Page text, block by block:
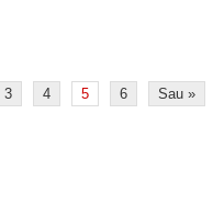
tịch HĐQT
Đỗ Anh Tuấn
3 4 5 6 Sau »